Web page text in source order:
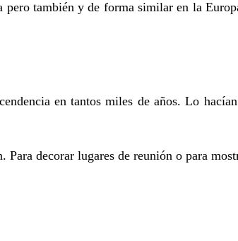
pero también y de forma similar en la
en tantos miles de años. Lo
Para decorar lugares de reunión o para